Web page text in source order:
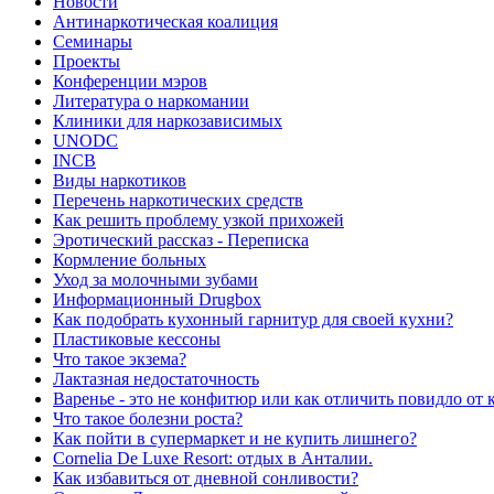
Антинаркотическая коалиция
Семинары
Проекты
Конференции мэров
Литература о наркомании
Клиники для наркозависимых
UNODC
INCB
Виды наркотиков
Перечень наркотических средств
Как решить проблему узкой прихожей
Эротический рассказ - Переписка
Кормление больных
Уход за молочными зубами
Информационный Drugbox
Как подобрать кухонный гарнитур для своей кухни?
Пластиковые кессоны
Что такое экзема?
Лактазная недостаточность
Варенье - это не конфитюр или как отличить повидло от
Что такое болезни роста?
Как пойти в супермаркет и не купить лишнего?
Сornelia De Luxe Resort: отдых в Анталии.
Как избавиться от дневной сонливости?